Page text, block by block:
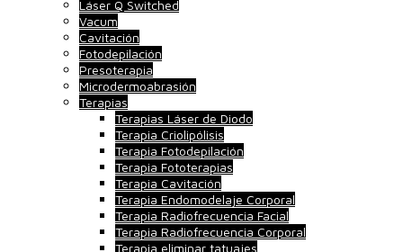
Láser Q Switched
Vacum
Cavitación
Fotodepilación
Presoterapia
Microdermoabrasión
Terapias
Terapias Láser de Diodo
Terapia Criolipólisis
Terapia Fotodepilación
Terapia Fototerapias
Terapia Cavitación
Terapia Endomodelaje Corporal
Terapia Radiofrecuencia Facial
Terapia Radiofrecuencia Corporal
Terapia eliminar tatuajes